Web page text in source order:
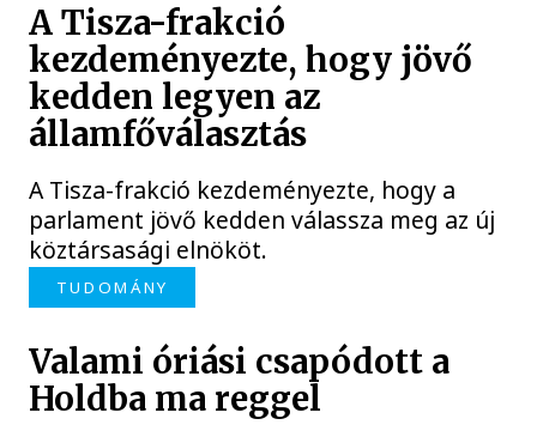
A Tisza-frakció
kezdeményezte, hogy jövő
kedden legyen az
államfőválasztás
A Tisza-frakció kezdeményezte, hogy a
parlament jövő kedden válassza meg az új
köztársasági elnököt.
TUDOMÁNY
Valami óriási csapódott a
Holdba ma reggel